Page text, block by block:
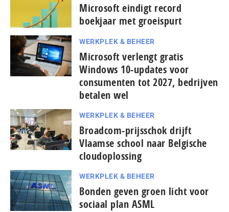
Microsoft eindigt record
boekjaar met groeispurt
WERKPLEK & BEHEER
Microsoft verlengt gratis
Windows 10-updates voor
consumenten tot 2027, bedrijven
betalen wel
WERKPLEK & BEHEER
Broadcom-prijsschok drijft
Vlaamse school naar Belgische
cloudoplossing
WERKPLEK & BEHEER
Bonden geven groen licht voor
sociaal plan ASML